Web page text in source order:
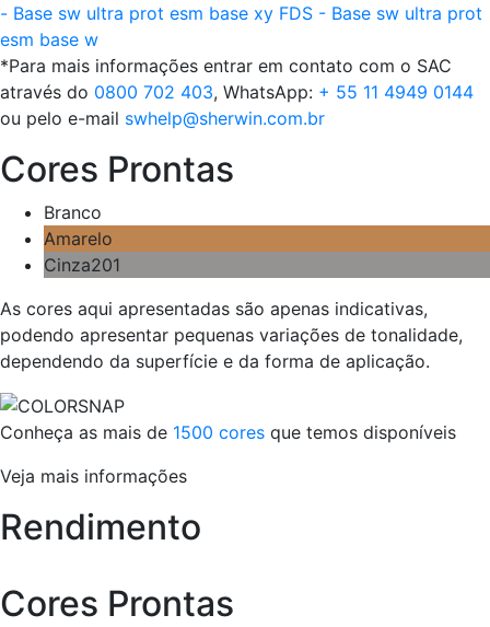
- Base sw ultra prot esm base xy FDS - Base sw ultra prot
esm base w
*Para mais informações entrar em contato com o SAC
através do 0800 702 403, WhatsApp: + 55 11 4949 0144
ou pelo e-mail swhelp@sherwin.com.br
Cores Prontas
Branco
Amarelo
Cinza201
As cores aqui apresentadas são apenas indicativas,
podendo apresentar pequenas variações de tonalidade,
dependendo da superfície e da forma de aplicação.
Conheça as mais de 1500 cores que temos disponíveis
Veja mais informações
Rendimento
Cores Prontas